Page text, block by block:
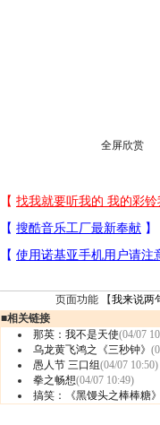
全屏欣赏
页面功能 【我来说两
■相关链接
那英：我不是天使(04/07
乌龙黄飞鸿之《三秒钟》
愚人节 三口组(04/07 10:50)
拳之畅想(04/07 10:49)
搞笑：《黑馒头之棒棒糖》